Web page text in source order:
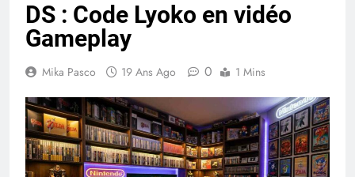
DS : Code Lyoko en vidéo
Gameplay
Mika Pasco 19 Ans Ago 0 1 Mins